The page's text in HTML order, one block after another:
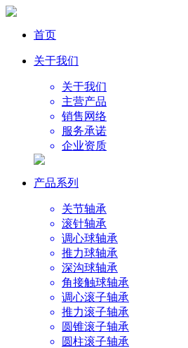
首页
关于我们
关于我们
主营产品
销售网络
服务承诺
企业资质
产品系列
关节轴承
滚针轴承
调心球轴承
推力球轴承
深沟球轴承
角接触球轴承
调心滚子轴承
推力滚子轴承
圆锥滚子轴承
圆柱滚子轴承